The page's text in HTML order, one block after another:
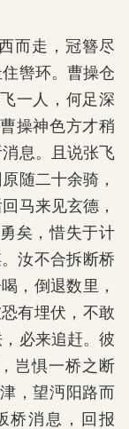
而走，冠簪尽
辔环。曹操仓
一人，何足深
操神色方才稍
息。且说张飞
随二十余骑，
马来见玄德，
矣，惜失于计
汝不合拆断桥
，倒退数里，
有埋伏，不敢
必来追赶。彼
岂惧一桥之断
，望沔阳路而
桥消息，回报